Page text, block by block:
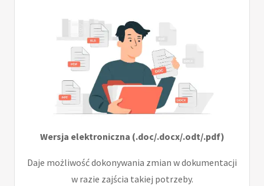
Wersja elektroniczna (.doc/.docx/.odt/.pdf)
Daje możliwość dokonywania zmian w dokumentacji
w razie zajścia takiej potrzeby.